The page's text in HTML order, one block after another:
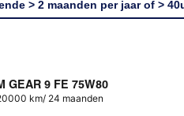
> 2 maanden per jaar of >
GEAR 9 FE 75W80
km/ 24 maanden